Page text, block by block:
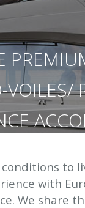
VOILES/
OFFER
to
with
We share